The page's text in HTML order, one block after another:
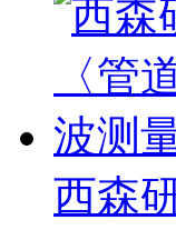
西森